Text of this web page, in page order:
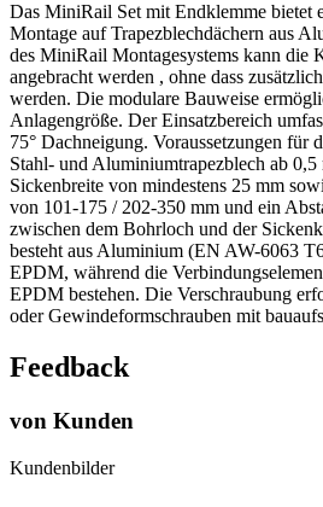
Das MiniRail Set mit Endklemme bietet
Montage auf Trapezblechdächern aus
des MiniRail Montagesystems kann die
angebracht werden , ohne dass
werden. Die modulare Bauweise
Anlagengröße. Der Einsatzbereich
75° Dachneigung. Voraussetzungen für
Stahl- und Aluminiumtrapezblech ab
Sickenbreite von mindestens 25 mm
von 101-175 / 202-350 mm und ein
zwischen dem Bohrloch und der
besteht aus Aluminium (EN AW-6063
EPDM, während die
EPDM bestehen. Die Verschraubung
oder Gewindeformschrauben mit
Feedback
von Kunden
Kundenbilder